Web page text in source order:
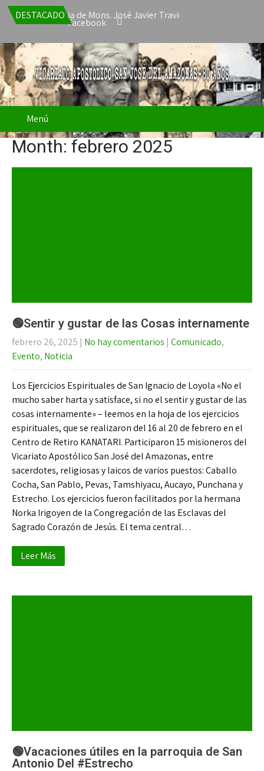
DESTACADO
la renuncia de Mons. José Javier Travieso como Vicario
Facebook
Menú
Month: febrero 2025
🟢Sentir y gustar de las Cosas internamente
febrero 26, 2025 | No hay comentarios | Comunicado,
Evento, Noticia
Los Ejercicios Espirituales de San Ignacio de Loyola «No el
mucho saber harta y satisface, si no el sentir y gustar de las
cosas internamente» – leemos en la hoja de los ejercicios
espirituales, que se realizaron del 16 al 20 de febrero en el
Centro de Retiro KANATARI. Participaron 15 misioneros del
Vicariato Apostólico San José del Amazonas, entre
sacerdotes, religiosas y laicos de varios puestos: Caballo
Cocha, San Pablo, Pevas, Tamshiyacu, Aucayo, Punchana y
Estrecho. Los ejercicios fueron facilitados por la hermana
Norka Irigoyen de la Congregación de las Esclavas del
Sagrado Corazón de Jesús. El tema central…
Leer Más
🟢Vacaciones útiles en la parroquia de San
Antonio Del #Estrecho